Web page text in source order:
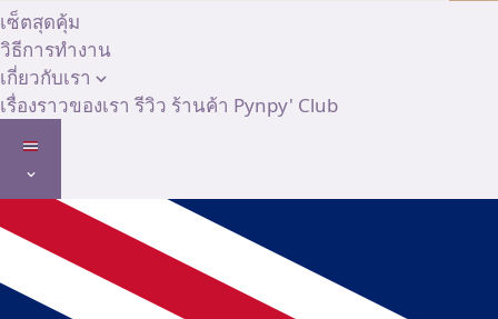
เซ็ตสุดคุ้ม
วิธีการทำงาน
เกี่ยวกับเรา
เรื่องราวของเรา รีวิว ร้านค้า Pynpy' Club